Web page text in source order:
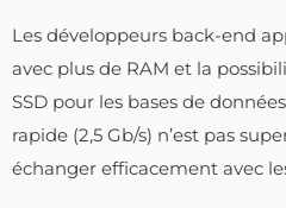
Les développeurs back-end
avec plus de RAM et la
SSD pour les bases de
rapide (2,5 Gb/s) n’est pas
échanger efficacement avec